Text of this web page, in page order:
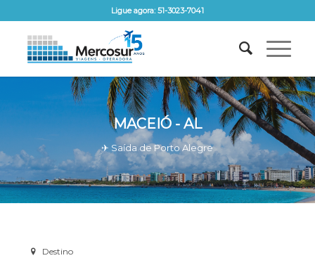
Ligue agora: 51-3023-7041
MACEIÓ - AL
✈ Saída de Porto Alegre
Destino